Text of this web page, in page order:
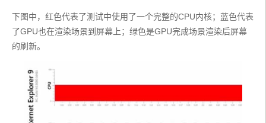
下图中，红色代表了测试中使用了一个完整的CPU内核；蓝色代表
了GPU也在渲染场景到屏幕上；绿色是GPU完成场景渲染后屏幕
的刷新。